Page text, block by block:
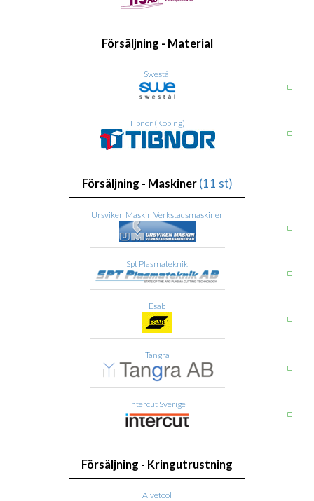
Försäljning - Material
Swestål
Tibnor (Köping)
Försäljning - Maskiner (11 st)
Ursviken Maskin Verkstadsmaskiner
Spt Plasmateknik
Esab
Tangra
Intercut Sverige
Försäljning - Kringutrustning
Alvetool